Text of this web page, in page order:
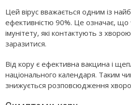
Цей вірус вважається одним із
ефективністю 90%. Це означає,
імунітету, які контактують з
заразитися.
Від кору є ефективна вакцина і
національного календаря. Таким
знижується розповсюдження